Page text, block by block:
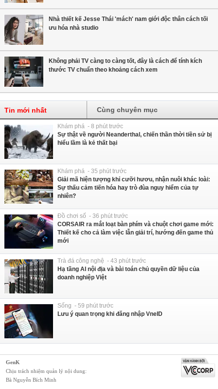
Nhà thiết kế Jesse Thái 'mách' nam giới độc thân cách tối
ưu hóa nhà studio
Không phải TV càng to càng tốt, đây là cách để tính kích
thước TV chuẩn theo khoảng cách xem
Tin mới nhất Cùng chuyên mục
Khám phá - 8 phút trước
Sự thật về người Neanderthal, chiến thần thời tiền sử bị
hiểu lầm là kẻ thất bại
Khám phá - 35 phút trước
Giải mã hiện tượng khỉ cưỡi hươu, nhận nuôi khác loài:
Sự thấu cảm tiến hóa hay trò đùa nguy hiểm của tự
nhiên?
Đồ chơi số - 36 phút trước
CORSAIR ra mắt loạt bàn phím và chuột chơi game mới:
Thiết kế cho cả làm việc lẫn giải trí, hướng đến game thủ
mới
Trà đá công nghệ - 43 phút trước
Hạ tầng AI nội địa và bài toán chủ quyền dữ liệu của
doanh nghiệp Việt
Sống - 59 phút trước
Lưu ý quan trọng khi đăng nhập VneID
GenK
Chịu trách nhiệm quản lý nội dung:
Bà Nguyễn Bích Minh